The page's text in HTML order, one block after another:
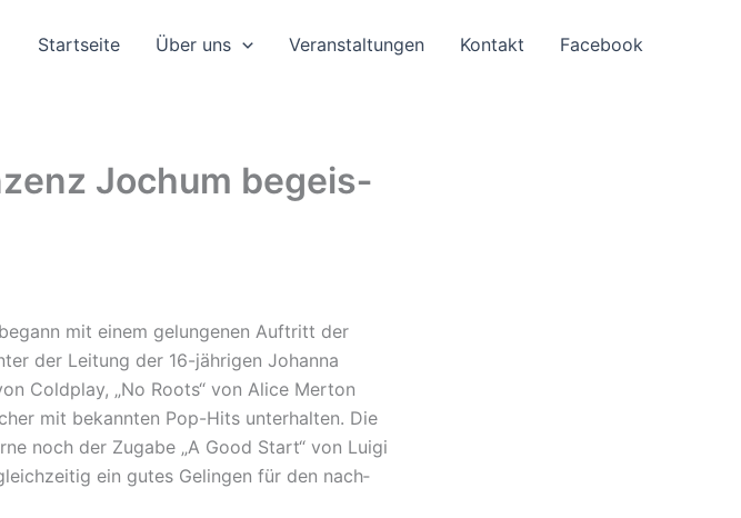
Start­sei­te Über uns Veran­stal­tun­gen Kontakt Face­book
Jochum begeis­
mit einem gelun­ge­nen Auftritt der
der Leitung der 16-jähri­gen Johan­na
Cold­play, „No Roots“ von Alice Merton
mit bekann­ten Pop-Hits unter­hal­ten. Die
noch der Zuga­be „A Good Start“ von Luigi
ein gutes Gelin­gen für den nach­